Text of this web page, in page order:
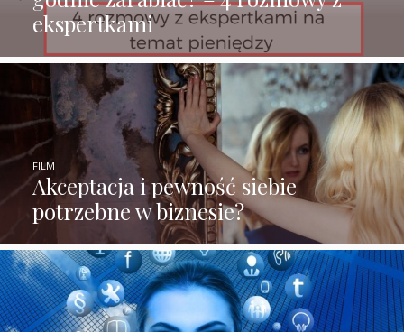
ekspertkami
Akceptacja i pewność siebie
potrzebne w biznesie?
FILM